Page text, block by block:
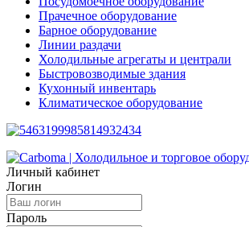
Прачечное оборудование
Барное оборудование
Линии раздачи
Холодильные агрегаты и централи
Быстровозводимые здания
Кухонный инвентарь
Климатическое оборудование
Личный кабинет
Логин
Пароль